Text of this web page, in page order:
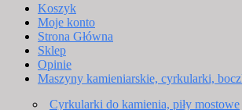
Koszyk
Moje konto
Strona Główna
Sklep
Opinie
Maszyny kamieniarskie, cyrkularki,
Cyrkularki do kamienia, piły mostowe